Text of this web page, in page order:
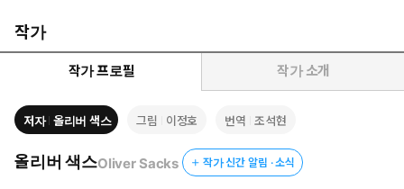
작가
작가 프로필 작가 소개
저자 올리버 색스 그림 이정호 번역 조석현
올리버 색스Oliver Sacks 작가 신간 알림 · 소식